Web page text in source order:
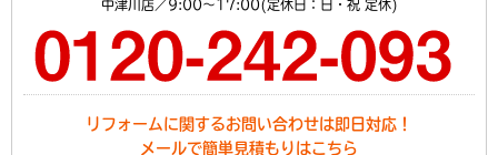
中津川店／9:00～17:00(定休日：日・祝 定休)
リフォームに関するお問い合わせは即日対応！
メールで簡単見積もりはこちら